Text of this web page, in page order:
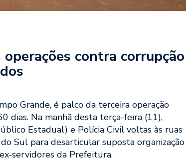
contra corrupção
Grande, é palco da terceira operação
dias. Na manhã desta terça-feira (11),
Estadual) e Polícia Civil voltas às ruas
Sul para desarticular suposta organização
servidores da Prefeitura.